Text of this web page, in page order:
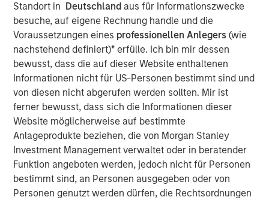
Standort in Deutschland aus für Informationszwecke
besuche, auf eigene Rechnung handle und die
Voraussetzungen eines professionellen Anlegers(wie
nachstehend definiert)* erfülle. Ich bin mir dessen
bewusst, dass die auf dieser Website enthaltenen
Informationen nicht für US-Personen bestimmt sind und
von diesen nicht abgerufen werden sollten. Mir ist
ferner bewusst, dass sich die Informationen dieser
Website möglicherweise auf bestimmte
Anlageprodukte beziehen, die von Morgan Stanley
Investment Management verwaltet oder in beratender
Funktion angeboten werden, jedoch nicht für Personen
bestimmt sind, an Personen ausgegeben oder von
Personen genutzt werden dürfen, die Rechtsordnungen
In latest PERE Net Lease Report, David Gross, Managing
Director and Head of Acquisitions for Morgan Stanley
Real Estate Investing, highlights how high-quality net
lease investing may deliver durable, downside-protected
income—supported by tenant credit, mission-critical real
estate, and structural tailwinds.
“Tenant strength, asset quality and demand drivers are
increasingly shaping where real estate investors find
durable income”
Read Full Feature Here